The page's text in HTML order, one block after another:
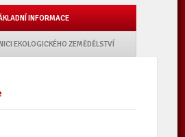
INFORMACE
EKOLOGICKÉHO ZEMĚDĚLSTVÍ